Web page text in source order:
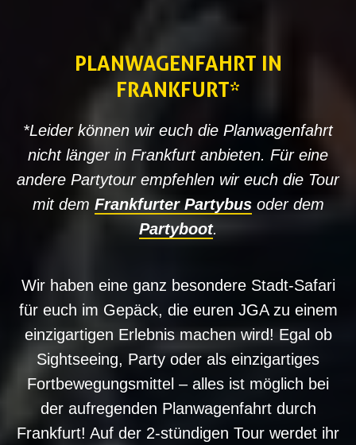
PLANWAGENFAHRT IN
FRANKFURT*
*Leider können wir euch die Planwagenfahrt
nicht länger in Frankfurt anbieten. Für eine
andere Partytour empfehlen wir euch die Tour
mit dem Frankfurter Partybusoder dem
Partyboot.
Wir haben eine ganz besondere Stadt-Safari
für euch im Gepäck, die euren JGA zu einem
einzigartigen Erlebnis machen wird! Egal ob
Sightseeing, Party oder als einzigartiges
Fortbewegungsmittel – alles ist möglich bei
der aufregenden Planwagenfahrt durch
Frankfurt! Auf der 2-stündigen Tour werdet ihr